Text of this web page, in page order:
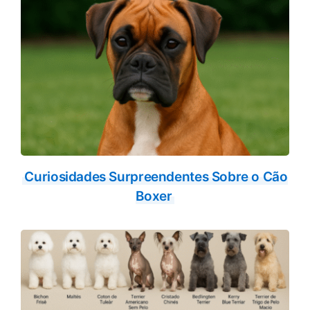
Curiosidades Surpreendentes Sobre o Cão
Boxer